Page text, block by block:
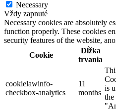
Necessary
Vždy zapnuté
Necessary cookies are absolutely
function properly. These cookies
security features of the website,
Cookie
Dĺžka
trvania
cookielawinfo-
checkbox-analytics
11
months
is
the